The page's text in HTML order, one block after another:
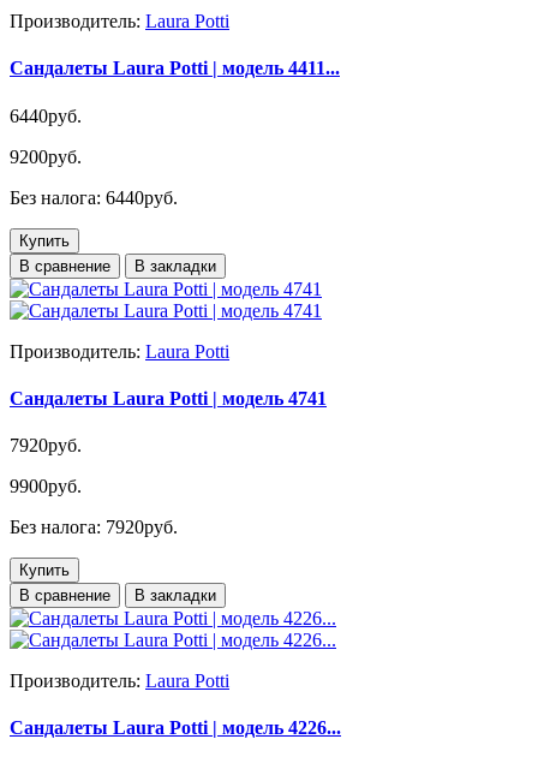
Производитель: Laura Potti
Сандалеты Laura Potti | модель 4411...
6440руб.
9200руб.
Без налога: 6440руб.
Купить
В сравнение
В закладки
Производитель: Laura Potti
Сандалеты Laura Potti | модель 4741
7920руб.
9900руб.
Без налога: 7920руб.
Купить
В сравнение
В закладки
Производитель: Laura Potti
Сандалеты Laura Potti | модель 4226...